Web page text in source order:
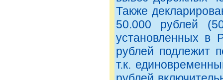
Также
50.000 рублей
установленных
рублей подлежит
т.к.